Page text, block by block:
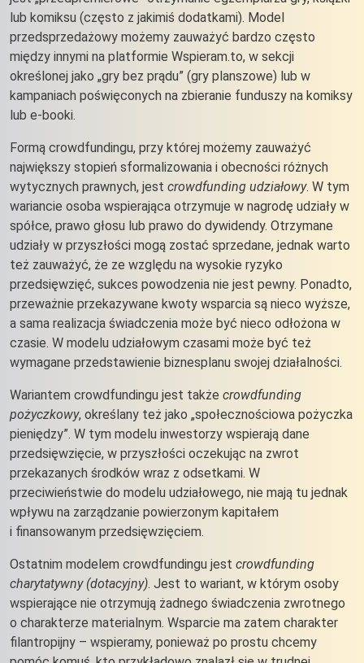
lub komiksu (często z jakimiś dodatkami). Model
przedsprzedażowy możemy zauważyć bardzo często
między innymi na platformie Wspieram.to, w sekcji
określonej jako „gry bez prądu” (gry planszowe) lub w
kampaniach poświęconych na zbieranie funduszy na komiksy
lub e-booki.
Formą crowdfundingu, przy której możemy zauważyć
największy stopień sformalizowania i obecności różnych
wytycznych prawnych, jest crowdfunding udziałowy. W tym
wariancie osoba wspierająca otrzymuje w nagrodę udziały w
spółce, prawo głosu lub prawo do dywidendy. Otrzymane
udziały w przyszłości mogą zostać sprzedane, jednak warto
też zauważyć, że ze względu na wysokie ryzyko
przedsięwzięć, sukces powodzenia nie jest pewny. Ponadto,
przeważnie przekazywane kwoty wsparcia są nieco wyższe,
a sama realizacja świadczenia może być nieco odłożona w
czasie. W modelu udziałowym czasami może być też
wymagane przedstawienie biznesplanu swojej działalności.
Wariantem crowdfundingu jest także crowdfunding
pożyczkowy, określany też jako „społecznościowa pożyczka
pieniędzy”. W tym modelu inwestorzy wspierają dane
przedsięwzięcie, w przyszłości oczekując na zwrot
przekazanych środków wraz z odsetkami. W
przeciwieństwie do modelu udziałowego, nie mają tu jednak
wpływu na zarządzanie powierzonym kapitałem
i finansowanym przedsięwzięciem.
Ostatnim modelem crowdfundingu jest crowdfunding
charytatywny (dotacyjny). Jest to wariant, w którym osoby
wspierające nie otrzymują żadnego świadczenia zwrotnego
o charakterze materialnym. Wsparcie ma zatem charakter
filantropijny – wspieramy, ponieważ po prostu chcemy